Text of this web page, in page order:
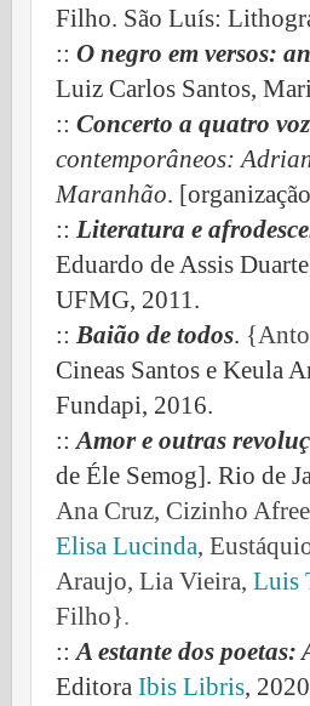
Filho. São Luís:
:: O negro em versos:
Luiz Carlos Santos,
:: Concerto a quatro
contemporâneos:
Maranhão.
:: Literatura e
Eduardo de Assis
UFMG, 2011.
:: Baião de todos.
Cineas Santos e Keula
Fundapi, 2016.
::Amor e outras
de Éle Semog]. Rio de
Ana Cruz, Cizinho
Elisa Lucinda,
Araujo, Lia Vieira, Luis
Filho}.
::A estante dos poetas:
Editora Ibis Libris,